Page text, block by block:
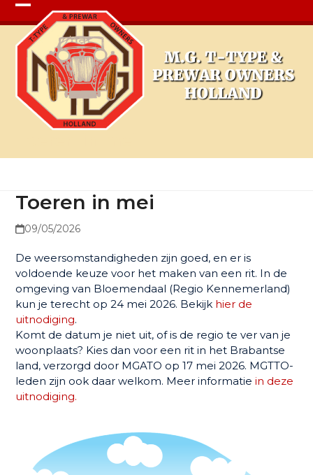
Open
mobile
menu
Close
mobile
menu
Toeren in mei
09/05/2026
De weersomstandigheden zijn goed, en er is
voldoende keuze voor het maken van een rit. In de
omgeving van Bloemendaal (Regio Kennemerland)
kun je terecht op 24 mei 2026. Bekijk hier de
uitnodiging.
Komt de datum je niet uit, of is de regio te ver van je
woonplaats? Kies dan voor een rit in het Brabantse
land, verzorgd door MGATO op 17 mei 2026. MGTTO-
leden zijn ook daar welkom. Meer informatiein deze
uitnodiging.